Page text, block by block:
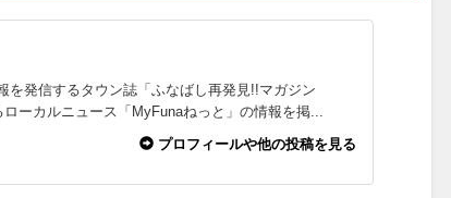
を発信するタウン誌「ふなばし再発見!!マガジン
ーカルニュース「MyFunaねっと」の情報を掲...
プロフィールや他の投稿を見る